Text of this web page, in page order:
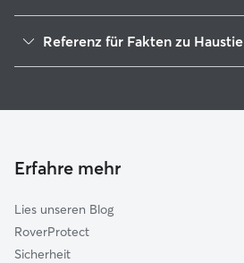
Hundekindergarten in Neustadt an
Referenz für Fakten zu
Erfahre mehr
Lies unseren Blog
RoverProtect
Sicherheit